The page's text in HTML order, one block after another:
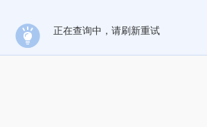
正在查询中，请刷新重试